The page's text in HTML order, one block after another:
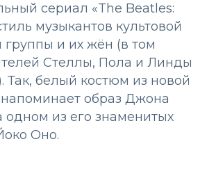
сериал «The Beatles:
музыкантов культовой
группы и их жён (в том
Стеллы, Пола и Линды
Так, белый костюм из новой
образ Джона
одном из его знаменитых
Оно.